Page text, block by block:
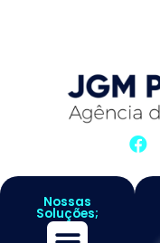
Nossas
Soluções;